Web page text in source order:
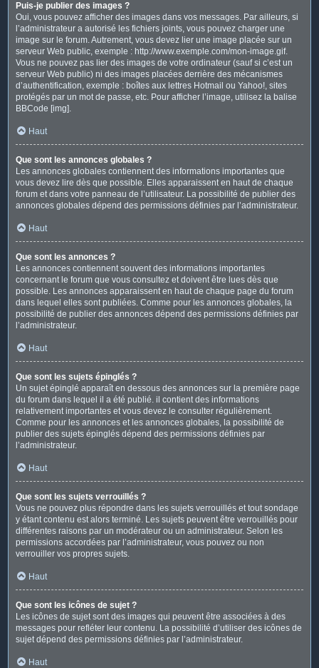
Puis-je publier des images ?
Oui, vous pouvez afficher des images dans vos messages. Par ailleurs, si
l’administrateur a autorisé les fichiers joints, vous pouvez charger une
image sur le forum. Autrement, vous devez lier une image placée sur un
serveur Web public, exemple : http://www.exemple.com/mon-image.gif.
Vous ne pouvez pas lier des images de votre ordinateur (sauf si c’est un
serveur Web public) ni des images placées derrière des mécanismes
d’authentification, exemple : boîtes aux lettres Hotmail ou Yahoo!, sites
protégés par un mot de passe, etc. Pour afficher l’image, utilisez la balise
BBCode [img].
Haut
Que sont les annonces globales ?
Les annonces globales contiennent des informations importantes que
vous devez lire dès que possible. Elles apparaissent en haut de chaque
forum et dans votre panneau de l’utilisateur. La possibilité de publier des
annonces globales dépend des permissions définies par l’administrateur.
Haut
Que sont les annonces ?
Les annonces contiennent souvent des informations importantes
concernant le forum que vous consultez et doivent être lues dès que
possible. Les annonces apparaissent en haut de chaque page du forum
dans lequel elles sont publiées. Comme pour les annonces globales, la
possibilité de publier des annonces dépend des permissions définies par
l’administrateur.
Haut
Que sont les sujets épinglés ?
Un sujet épinglé apparaît en dessous des annonces sur la première page
du forum dans lequel il a été publié. il contient des informations
relativement importantes et vous devez le consulter régulièrement.
Comme pour les annonces et les annonces globales, la possibilité de
publier des sujets épinglés dépend des permissions définies par
l’administrateur.
Haut
Que sont les sujets verrouillés ?
Vous ne pouvez plus répondre dans les sujets verrouillés et tout sondage
y étant contenu est alors terminé. Les sujets peuvent être verrouillés pour
différentes raisons par un modérateur ou un administrateur. Selon les
permissions accordées par l’administrateur, vous pouvez ou non
verrouiller vos propres sujets.
Haut
Que sont les icônes de sujet ?
Les icônes de sujet sont des images qui peuvent être associées à des
messages pour refléter leur contenu. La possibilité d’utiliser des icônes de
sujet dépend des permissions définies par l’administrateur.
Haut